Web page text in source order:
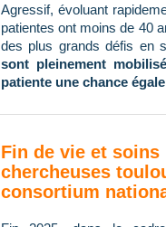
Agressif, évoluant
patientes ont moins de 40
des plus grands défis en
sont pleinement
patiente une chance
Fin de vie et
chercheuses
consortium